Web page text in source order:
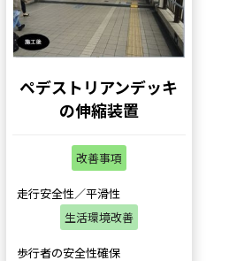
ペデストリアンデッキ
の伸縮装置
改善事項
走行安全性／平滑性
生活環境改善
歩行者の安全性確保